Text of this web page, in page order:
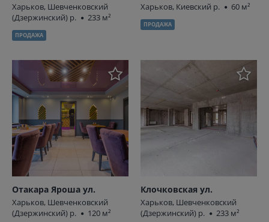
Харьков, Шевченковский
(Дзержинский) р.
233 м²
ПРОДАЖА
Харьков, Киевский р. 60 м²
ПРОДАЖА
Отакара Яроша ул.
Харьков, Шевченковский
(Дзержинский) р.
120 м²
Клочковская ул.
Харьков, Шевченковский
(Дзержинский) р.
233 м²